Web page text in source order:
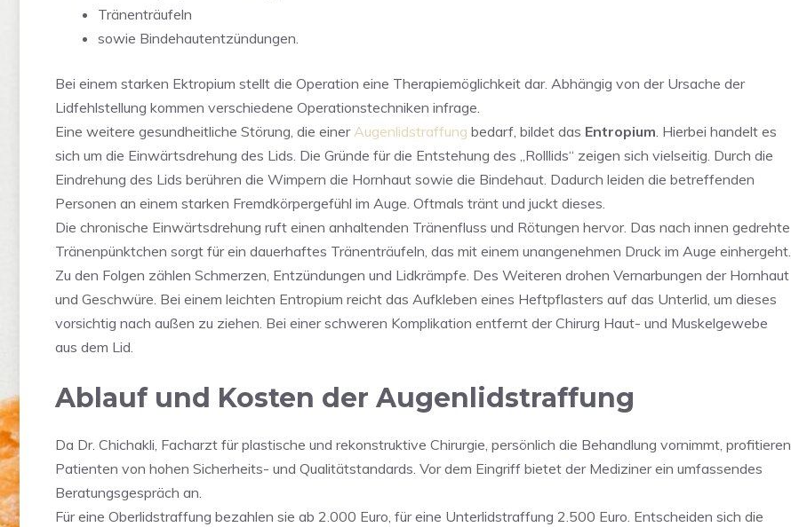
Tränenträufeln
sowie Bindehautentzündungen.
Bei einem starken Ektropium stellt die Operation eine Therapiemöglichkeit dar. Abhängig von der Ursache der
Lidfehlstellung kommen verschiedene Operationstechniken infrage.
Eine weitere gesundheitliche Störung, die einerAugenlidstraffung bedarf, bildet das Entropium. Hierbei handelt es
sich um die Einwärtsdrehung des Lids. Die Gründe für die Entstehung des „Rolllids“ zeigen sich vielseitig. Durch die
Eindrehung des Lids berühren die Wimpern die Hornhaut sowie die Bindehaut. Dadurch leiden die betreffenden
Personen an einem starken Fremdkörpergefühl im Auge. Oftmals tränt und juckt dieses.
Die chronische Einwärtsdrehung ruft einen anhaltenden Tränenfluss und Rötungen hervor. Das nach innen gedrehte
Tränenpünktchen sorgt für ein dauerhaftes Tränenträufeln, das mit einem unangenehmen Druck im Auge einhergeht.
Zu den Folgen zählen Schmerzen, Entzündungen und Lidkrämpfe. Des Weiteren drohen Vernarbungen der Hornhaut
und Geschwüre. Bei einem leichten Entropium reicht das Aufkleben eines Heftpflasters auf das Unterlid, um dieses
vorsichtig nach außen zu ziehen. Bei einer schweren Komplikation entfernt der Chirurg Haut- und Muskelgewebe
aus dem Lid.
Ablauf und Kosten der Augenlidstraffung
Da Dr. Chichakli, Facharzt für plastische und rekonstruktive Chirurgie, persönlich die Behandlung vornimmt, profitieren
Patienten von hohen Sicherheits- und Qualitätstandards. Vor dem Eingriff bietet der Mediziner ein umfassendes
Beratungsgespräch an.
Für eine Oberlidstraffung bezahlen sie ab 2.000 Euro, für eine Unterlidstraffung 2.500 Euro. Entscheiden sich die